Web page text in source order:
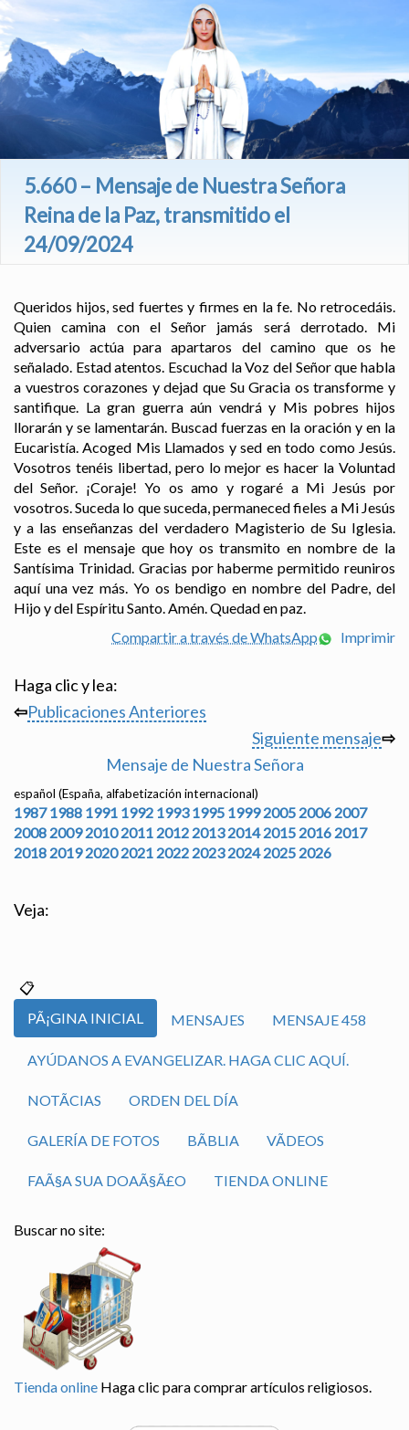
5.660 – Mensaje de Nuestra Señora
Reina de la Paz, transmitido el
24/09/2024
Queridos hijos, sed fuertes y firmes en la fe. No retrocedáis.
Quien camina con el Señor jamás será derrotado. Mi
adversario actúa para apartaros del camino que os he
señalado. Estad atentos. Escuchad la Voz del Señor que habla
a vuestros corazones y dejad que Su Gracia os transforme y
santifique. La gran guerra aún vendrá y Mis pobres hijos
llorarán y se lamentarán. Buscad fuerzas en la oración y en la
Eucaristía. Acoged Mis Llamados y sed en todo como Jesús.
Vosotros tenéis libertad, pero lo mejor es hacer la Voluntad
del Señor. ¡Coraje! Yo os amo y rogaré a Mi Jesús por
vosotros. Suceda lo que suceda, permaneced fieles a Mi Jesús
y a las enseñanzas del verdadero Magisterio de Su Iglesia.
Este es el mensaje que hoy os transmito en nombre de la
Santísima Trinidad. Gracias por haberme permitido reuniros
aquí una vez más. Yo os bendigo en nombre del Padre, del
Hijo y del Espíritu Santo. Amén. Quedad en paz.
Compartir a través de WhatsApp
Imprimir
Haga clic y lea:
⇦Publicaciones Anteriores
Siguiente mensaje⇨
Mensaje de Nuestra Señora
español (España, alfabetización internacional)
1987 1988 1991 1992 1993 1995 1999 2005 2006 2007
2008 2009 2010 2011 2012 2013 2014 2015 2016 2017
2018 2019 2020 2021 2022 2023 2024 2025 2026
Veja:
PÃ¡GINA INICIAL MENSAJES MENSAJE 458
AYÚDANOS A EVANGELIZAR. HAGA CLIC AQUÍ.
NOTÃ­CIAS ORDEN DEL DÍA
GALERÍA DE FOTOS BÃ­BLIA VÃ­DEOS
FAÃ§A SUA DOAÃ§Ã£O TIENDA ONLINE
Buscar no site:
Tienda online Haga clic para comprar artículos religiosos.